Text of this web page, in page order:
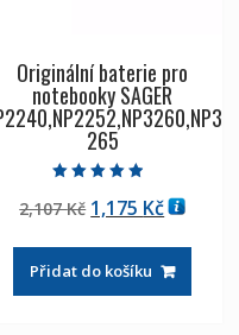
Originální baterie pro
notebooky SAGER
265
4.50
z 5
2,107Kč Původní
byla:
2,107 Kč
1,175 Kč
je:
1,175 Kč
Přidat do košíku